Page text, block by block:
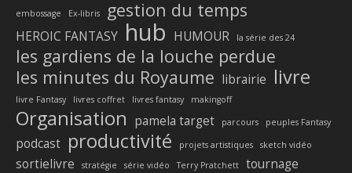
embossage Ex-libris gestion du temps
HEROIC FANTASY hub HUMOUR la série des 24
les gardiens de la louche perdue
les minutes du Royaume librairie livre
livre Fantasy livres coffret livres fantasy makingoff
Organisation pamela target parcours peuples Fantasy
podcast productivité projets artistiques sketch vidéo
sortielivre stratégie série vidéo Terry Pratchett
tournage